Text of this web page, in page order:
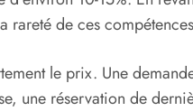
rareté de ces
le prix. Une
une réservation de